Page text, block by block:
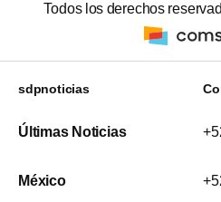
Todos los derechos
sdpnoticias
Últimas Noticias
México